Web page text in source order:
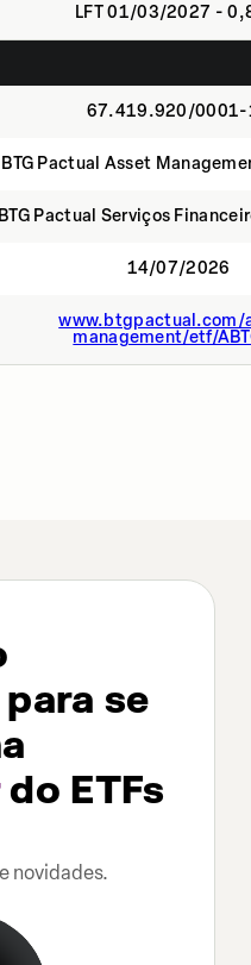
LFT 01/03/2027 -
67.419.920/0001-
BTG Pactual Asset
BTG Pactual Serviços
14/07/2026
www.btgpactual.com/
management/etf/
se
do ETFs
novidades.